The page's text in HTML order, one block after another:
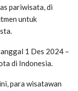
pariwisata, di
untuk
1 Des 2024 –
di Indonesia.
para wisatawan